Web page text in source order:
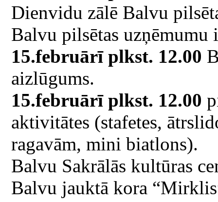
Dienvidu zālē Balvu
Balvu pilsētas uzņēmumu
15.februārī plkst. 12.00
aizlūgums.
15.februārī plkst. 12.00
aktivitātes (stafetes,
ragavām, mini biatlons).
Balvu Sakrālās kultūras
Balvu jauktā kora